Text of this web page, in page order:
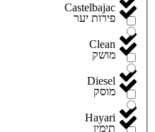
Castelbajac
Clean
Diesel
Hayari
פירות יער
מושק
מוסק
תימין